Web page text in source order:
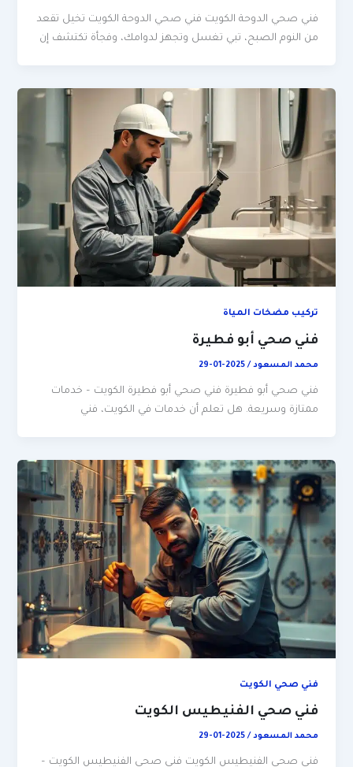
فني صحي الدوحة الكويت فني صحي الدوحة الكويت تخيل تقعد
من النوم الصبح، تبي تغسل وتجهز لدوامك، وفجأة تكتشف إن
تركيب مضخات المياة
فني صحي أبو فطيرة
محمد المسعود/
2025-01-29
فني صحي أبو فطيرة فني صحي أبو فطيرة الكويت – خدمات
ممتازة وسريعة. هل تعلم أن خدمات في الكويت، فني
فني صحي الكويت
فني صحي الفنيطيس الكويت
محمد المسعود/
2025-01-29
فني صحي الفنيطيس الكويت فني صحي الفنيطيس الكويت –